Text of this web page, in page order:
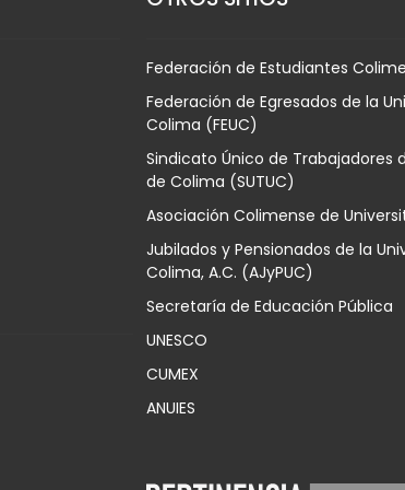
Federación de Estudiantes
Federación de Egresados de la
Colima (FEUC)
Sindicato Único de Trabajadores
de Colima (SUTUC)
Asociación Colimense de
Jubilados y Pensionados de la
Colima, A.C. (AJyPUC)
Secretaría de Educación Pública
UNESCO
CUMEX
ANUIES